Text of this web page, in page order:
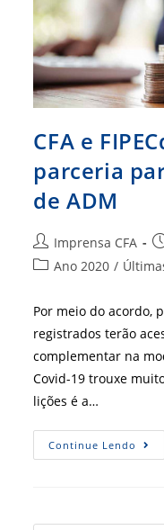
CFA e
parceria
de ADM
Autor
do
Imprensa CFA
Categoria
post:
Ano 2020 /
Por meio do acordo,
registrados terão
complementar na
Covid-19 trouxe
lições é a…
Continue Lendo CFA
E
Os